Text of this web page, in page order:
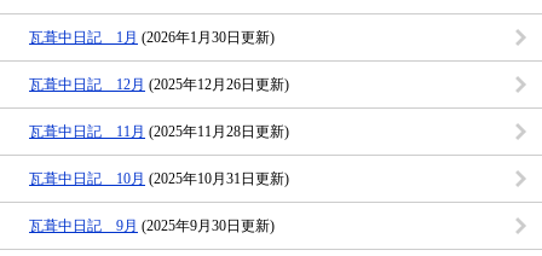
瓦葺中日記 1月 (2026年1月30日更新)
瓦葺中日記 12月 (2025年12月26日更新)
瓦葺中日記 11月 (2025年11月28日更新)
瓦葺中日記 10月 (2025年10月31日更新)
瓦葺中日記 9月 (2025年9月30日更新)